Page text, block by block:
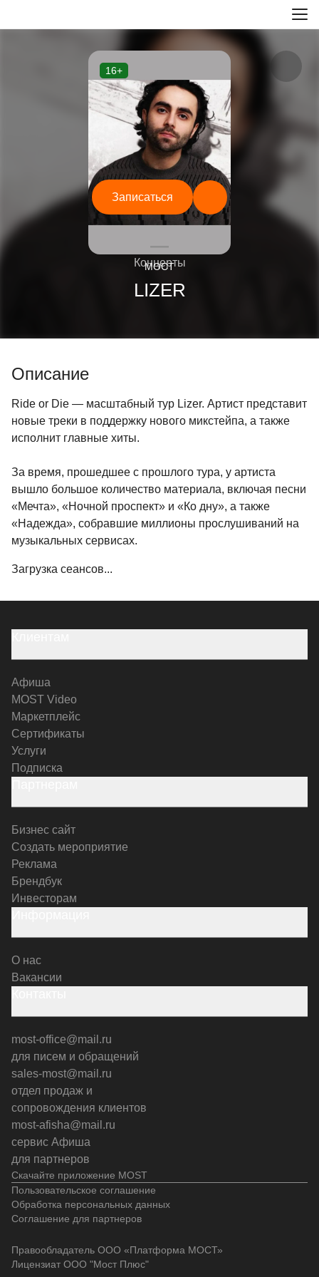
16+
Концерты
LIZER
Записаться
—
МОСТ
Описание
Ride or Die — масштабный тур Lizer. Артист представит
новые треки в поддержку нового микстейпа, а также
исполнит главные хиты.
За время, прошедшее с прошлого тура, у артиста
вышло большое количество материала, включая песни
«Мечта», «Ночной проспект» и «Ко дну», а также
«Надежда», собравшие миллионы прослушиваний на
музыкальных сервисах.
Загрузка сеансов...
Скачайте приложение MOST
Афиша
MOST Video
Маркетплейс
Сертификаты
Услуги
Подписка
Бизнес сайт
Создать мероприятие
Реклама
Брендбук
Инвесторам
О нас
Вакансии
most-office@mail.ru
для писем и обращений
sales-most@mail.ru
отдел продаж и
сопровождения клиентов
most-afisha@mail.ru
сервис Афиша
для партнеров
Пользовательское соглашение
Обработка персональных данных
Соглашение для партнеров
Правообладатель ООО «Платформа МОСТ»
Лицензиат ООО "Мост Плюс"